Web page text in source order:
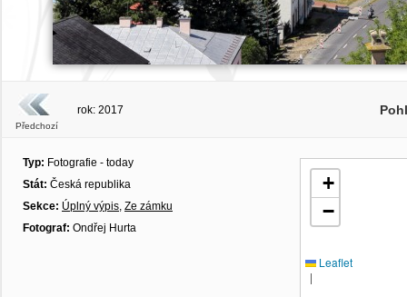
Předchozí
rok: 2017
Typ: Fotografie - today
Stát: Česká republika
Sekce: Úplný výpis, Ze zámku
Fotograf: Ondřej Hurta
+
−
Leaflet
|